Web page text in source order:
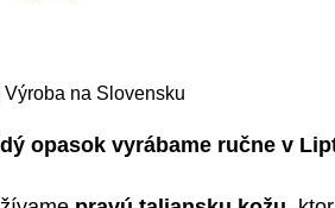
na Slovensku
opasok vyrábame ručne v